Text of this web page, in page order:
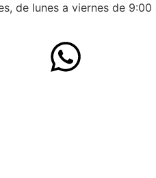
de lunes a viernes de 9:00